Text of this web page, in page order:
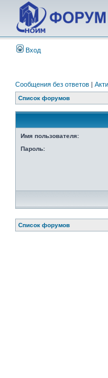
Вход
Сообщения без ответов |
Список форумов
Имя пользователя:
Пароль:
Список форумов